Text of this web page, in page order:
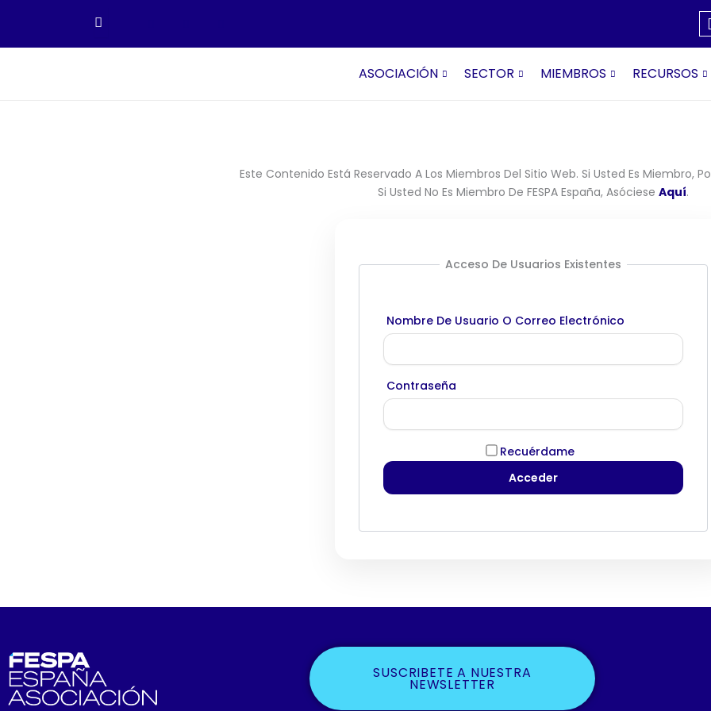
Contenido
ASOCIACIÓN SECTOR MIEMBROS RECURSOS
Este Contenido Está Reservado A Los Miembros Del Sitio Web. Si Usted Es Miembro,
Si Usted No Es Miembro De FESPA España, Asóciese Aquí.
Acceso De Usuarios Existentes
Nombre De Usuario O Correo Electrónico
Contraseña
Recuérdame
SUSCRIBETE A NUESTRA
NEWSLETTER